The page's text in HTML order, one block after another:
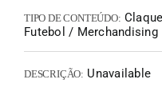
TIPO DE CONTEÚDO:
Futebol / Merchandising
DESCRIÇÃO: Unavailable